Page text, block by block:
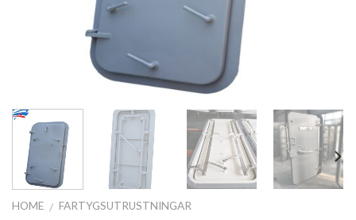
HOME / FARTYGSUTRUSTNINGAR